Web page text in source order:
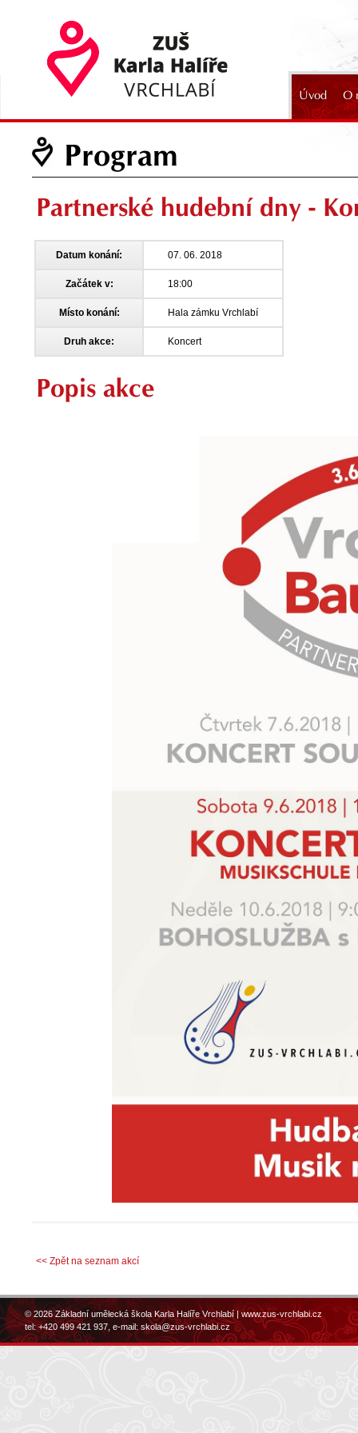
Úvod O
Program
Partnerské hudební dny -
Datum konání: 07. 06. 2018
Začátek v: 18:00
Místo konání: Hala zámku Vrchlabí
Druh akce: Koncert
Popis akce
<< Zpět na seznam akcí
© 2026 Základní umělecká škola Karla Halíře Vrchlabí |www.zus-vrchlabi.cz
tel: +420 499 421 937, e-mail:skola@zus-vrchlabi.cz